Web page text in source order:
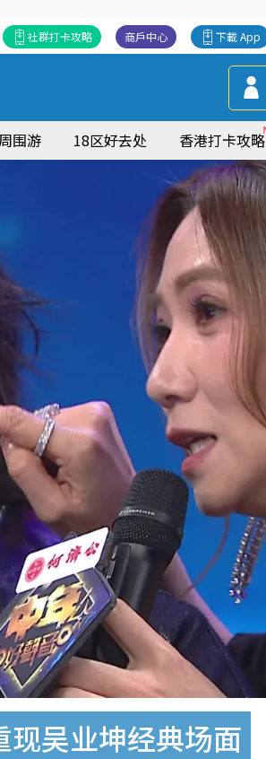
下載 App
商戶中心
社群打卡攻略
围游 18区好去处 香港打卡攻略
吴业坤经典场面